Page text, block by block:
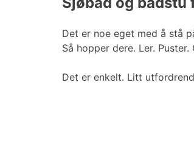
Det er noe eget med å stå
Så hopper dere. Ler.
Det er enkelt. Litt